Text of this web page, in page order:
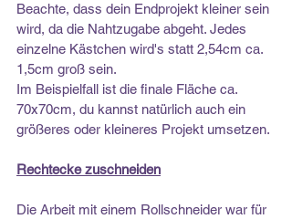
Beachte, dass dein Endprojekt kleiner sein
wird, da die Nahtzugabe abgeht. Jedes
einzelne Kästchen wird's statt 2,54cm ca.
1,5cm groß sein.
Im Beispielfall ist die finale Fläche ca.
70x70cm, du kannst natürlich auch ein
größeres oder kleineres Projekt umsetzen.
Rechtecke zuschneiden
Die Arbeit mit einem Rollschneider war für